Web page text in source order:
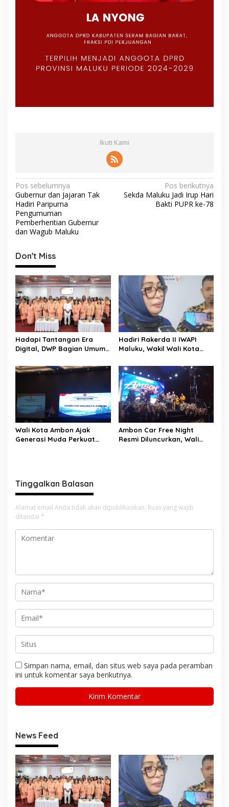
Ikuti Kami
N
a
v
i
a
s
i
p
o
s
Pos sebelumnya
Gubernur dan Jajaran Tak
Hadiri Paripurna
Pengumuman
Pemberhentian Gubernur
dan Wagub Maluku
Pos berikutnya
Sekda Maluku Jadi Irup Hari
Bakti PUPR ke-78
Don't Miss
Hadapi Tantangan Era
Digital, DWP Bagian Umum
Edukasi Parenting Perkuat
Hadiri Rakerda II IWAPI
Maluku, Wakil Wali Kota
Perkuat UMKM dan
Pengusaha Perempuan
Wali Kota Ambon Ajak
Generasi Muda Perkuat
Ambon Car Free Night
Resmi Diluncurkan, Wali
Tinggalkan Balasan
Alamat email Anda tidak akan dipublikasikan. Ruas yang wajib
ditandai *
Simpan nama, email, dan situs web saya pada peramban
ini untuk komentar saya berikutnya.
News Feed